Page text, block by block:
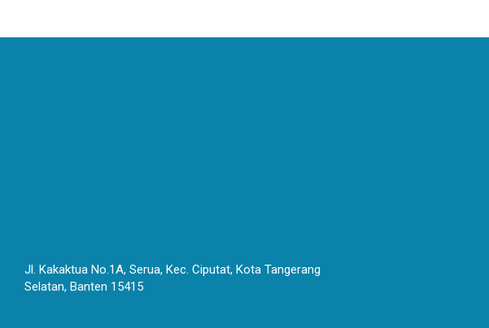
Jl. Kakaktua No.1A, Serua, Kec. Ciputat, Kota Tangerang
Selatan, Banten 15415